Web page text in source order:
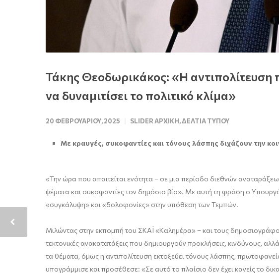
Τάκης Θεοδωρικάκος: «Η αντιπολίτευση
να δυναμιτίσει το πολιτικό κλίμα»
20 ΦΕΒΡΟΥΑΡΊΟΥ, 2025 SLIDER ΑΡΧΙΚΉ,ΔΕΛΤΊΑ ΤΎΠΟΥ
Με κραυγές, συκοφαντίες και τόνους λάσπης διχάζουν την
«Την ώρα που απαιτείται ενότητα – σε μια περίοδο διεθνών
ψέματα και συκοφαντίες τον δημόσιο βίο». Με αυτή τη φράση ο
«συγκάλυψη» και «δολοφονίες» στην υπόθεση των Τεμπών.
Μιλώντας στην εκπομπή του ΣΚΑΪ «Καλημέρα» – και τους
τεκτονικές ανακατατάξεις που δημιουργούν προκλήσεις, κινδύνους,
τα θέματα, όμως η αντιπολίτευση εκτοξεύει τόνους λάσπης,
υπογράμμισε και προσέθεσε: «Σε αυτό το πλαίσιο δεν έχει κανείς το